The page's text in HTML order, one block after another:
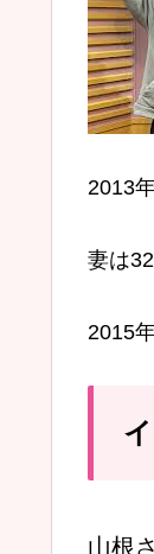
2013
妻は
2015
山根